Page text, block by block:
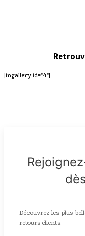
[ingallery id="4"]
Découvrez les plus
retours clients.